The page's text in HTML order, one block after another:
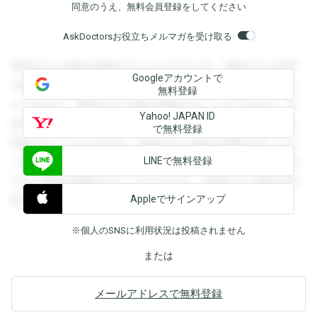
同意のうえ、無料会員登録をしてください
AskDoctorsお役立ちメルマガを受け取る
登録すると回答を閲覧することができます。登録すると回答
を閲覧することができます。登録すると回答を閲覧すること
ができます。登録すると回答を閲覧することができます。登
録すると回答を閲覧することができます。登録すると回答を
閲覧することができます。登録すると回答を閲覧することが
できます。登録すると回答を閲覧することができます。登録
すると回答を閲覧することができます。登録すると回答を閲
覧することができます。
Googleアカウントで
無料登録
Yahoo! JAPAN ID
で無料登録
LINEで無料登録
Appleでサインアップ
※個人のSNSに利用状況は投稿されません
または
メールアドレスで無料登録